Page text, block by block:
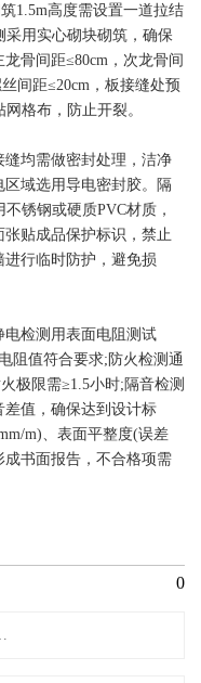
1.5m高度需设置一道拉结
采用实心砌块砌筑，确保
骨间距≤80cm，次龙骨间
间距≤20cm，板接缝处预
格布，防止开裂。
均需做密封处理，洁净
域选用导电密封胶。隔
锈钢或硬质PVC材质，
张贴成品保护标识，禁止
行临时防护，避免损
检测用表面电阻测试
阻值符合要求;防火检测通
极限需≥1.5小时;隔音检测
值，确保达到设计标
m)、表面平整度(误差
书面报告，不合格项需
0